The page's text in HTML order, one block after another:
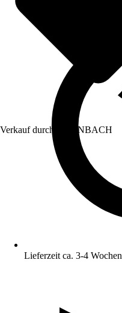
Verkauf durch: HORNBACH
Lieferzeit ca. 3-4 Wochen